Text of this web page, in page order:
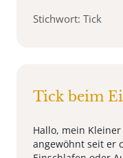
Stichwort: Tick
Tick beim
Hallo, mein
angewöhnt seit er